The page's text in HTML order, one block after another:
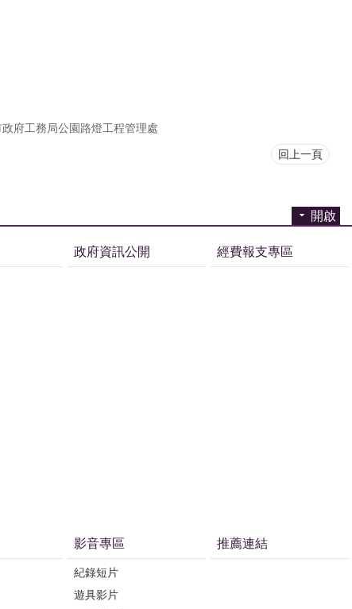
府工務局公園路燈工程管理處
回上一頁
開啟
政府資訊公開 經費報支專區
影音專區
紀錄短片
遊具影片
推薦連結